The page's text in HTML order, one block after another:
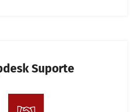
Suporte